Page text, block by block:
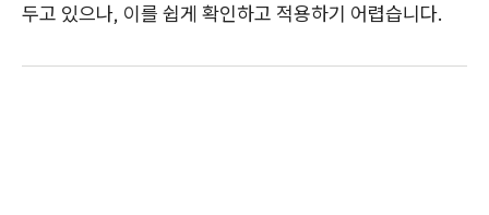
두고 있으나, 이를 쉽게 확인하고 적용하기 어렵습니다.